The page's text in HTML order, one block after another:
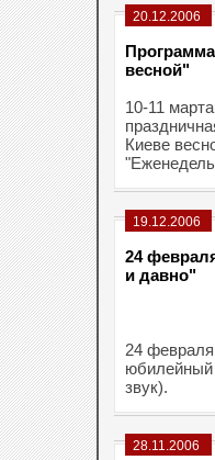
20.12.2006
весной"
10-11
Киеве
19.12.2006
24
и давно"
24
юбилейный
звук).
28.11.2006